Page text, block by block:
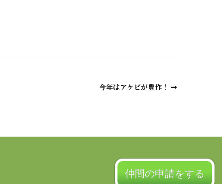
今年はアケビが豊作！
仲間の申請をする